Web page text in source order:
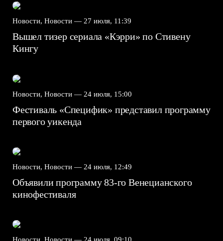
Новости, Новости — 27 июля, 11:39
Вышел тизер сериала «Кэрри» по Стивену
Кингу
Новости, Новости — 24 июля, 15:00
Фестиваль «Специфик» представил программу
первого уикенда
Новости, Новости — 24 июля, 12:49
Объявили программу 83-го Венецианского
кинофестиваля